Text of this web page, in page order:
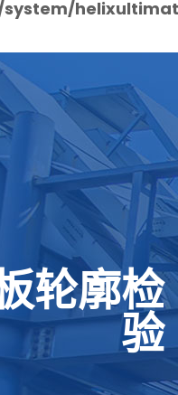
轮廓检
验